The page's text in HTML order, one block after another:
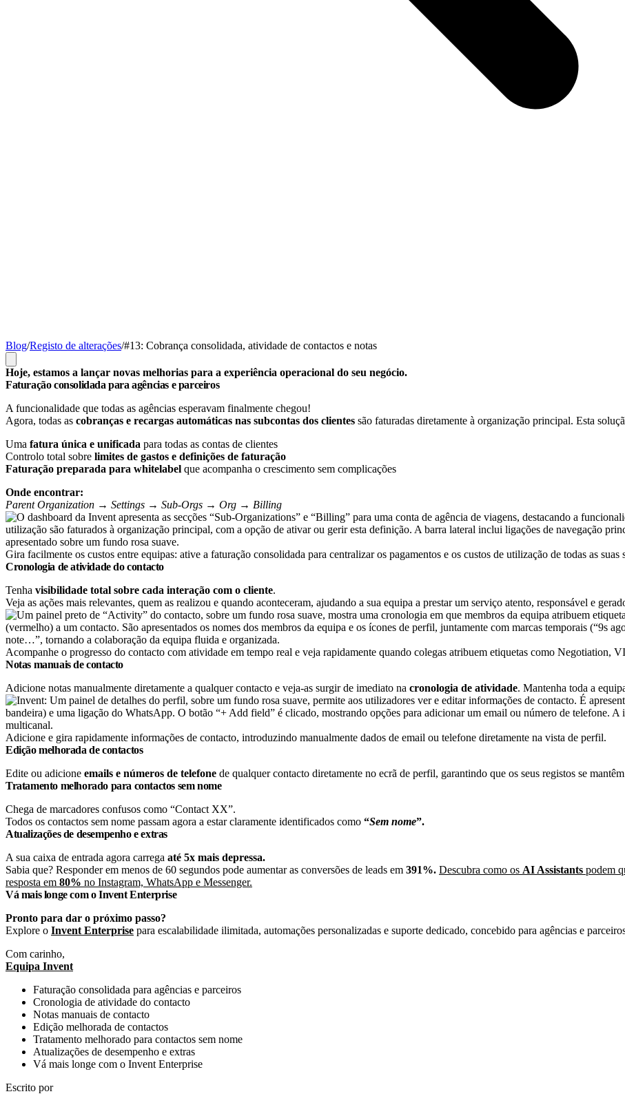
Blog/Registo de alterações/#13: Cobrança consolidada, atividade de contactos e notas
Hoje, estamos a lançar novas melhorias para a experiência operacional do seu negócio.
Faturação consolidada para agências e parceiros
A funcionalidade que todas as agências esperavam finalmente chegou!
Agora, todas as cobranças e recargas automáticas nas subcontas dos clientes são faturadas diretamente à organização principal. Esta
Uma fatura única e unificada para todas as contas de clientes
Controlo total sobre limites de gastos e definições de faturação
Faturação preparada para whitelabel que acompanha o crescimento sem complicações
Onde encontrar:
Parent Organization → Settings → Sub-Orgs → Org → Billing
Gira facilmente os custos entre equipas: ative a faturação consolidada para centralizar os pagamentos e os custos de utilização de todas as suas
Cronologia de atividade do contacto
Tenha visibilidade total sobre cada interação com o cliente.
Veja as ações mais relevantes, quem as realizou e quando aconteceram, ajudando a sua equipa a prestar um serviço atento, responsável e
Acompanhe o progresso do contacto com atividade em tempo real e veja rapidamente quando colegas atribuem etiquetas como Negotiation,
Notas manuais de contacto
Adicione notas manualmente diretamente a qualquer contacto e veja-as surgir de imediato na cronologia de atividade. Mantenha toda a
Adicione e gira rapidamente informações de contacto, introduzindo manualmente dados de email ou telefone diretamente na vista de perfil.
Edição melhorada de contactos
Edite ou adicione emails e números de telefone de qualquer contacto diretamente no ecrã de perfil, garantindo que os seus registos se
Tratamento melhorado para contactos sem nome
Chega de marcadores confusos como “Contact XX”.
Todos os contactos sem nome passam agora a estar claramente identificados como “Sem nome”.
Atualizações de desempenho e extras
A sua caixa de entrada agora carrega até 5x mais depressa.
Sabia que? Responder em menos de 60 segundos pode aumentar as conversões de leads em 391%. Descubra como os AI Assistants podem
resposta em 80% no Instagram, WhatsApp e Messenger.
Vá mais longe com o Invent Enterprise
Pronto para dar o próximo passo?
Explore o Invent Enterprise para escalabilidade ilimitada, automações personalizadas e suporte dedicado, concebido para agências e
Com carinho,
Equipa Invent
Faturação consolidada para agências e parceiros
Cronologia de atividade do contacto
Notas manuais de contacto
Edição melhorada de contactos
Tratamento melhorado para contactos sem nome
Atualizações de desempenho e extras
Vá mais longe com o Invent Enterprise
Escrito por